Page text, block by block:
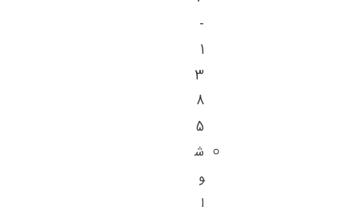
-
1
3
8
5
ش
و